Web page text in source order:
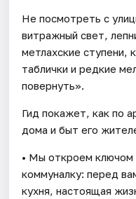
Не посмотреть с
витражный свет,
метлахские ступени,
таблички и редкие
повернуть».
Гид покажет, как по
дома и быт его
• Мы откроем ключом
коммуналку: перед
кухня, настоящая